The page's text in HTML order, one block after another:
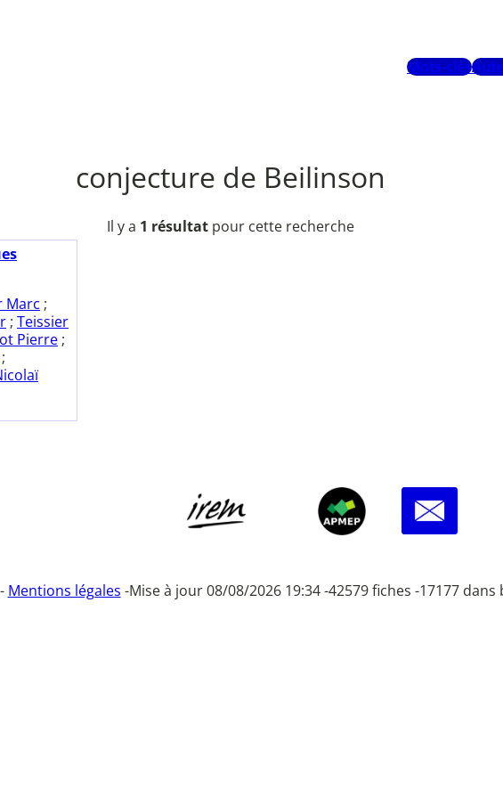
Mots-clés
conjecture de Beilinson
Il y a 1 résultat pour cette recherche
Marc ;
; Teissier
Pierre ;
;
Mentions légales -Mise à jour 08/08/2026 19:34 -42579 fiches -17177